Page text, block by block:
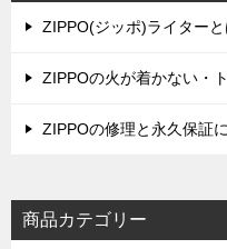
ョ
ZIPPO(ジッポ)ライター
ZIPPOの火が着かない・
ZIPPOの修理と永久保証
商品カテゴリー